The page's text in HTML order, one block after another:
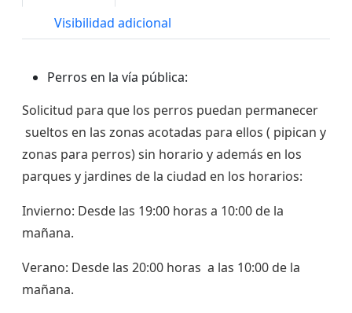
Visibilidad adicional
Perros en la vía pública:
Solicitud para que los perros puedan permanecer
sueltos en las zonas acotadas para ellos ( pipican y
zonas para perros) sin horario y además en los
parques y jardines de la ciudad en los horarios:
Invierno: Desde las 19:00 horas a 10:00 de la
mañana.
Verano: Desde las 20:00 horas a las 10:00 de la
mañana.